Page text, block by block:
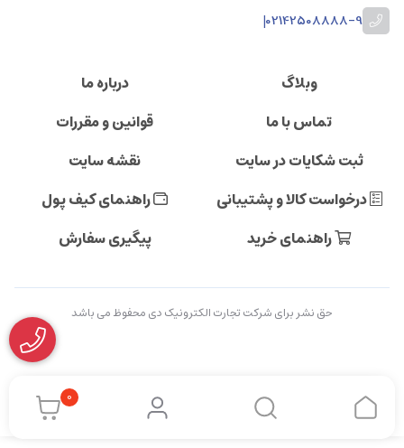
0
02142508888-9
|
وبلاگ
درباره ما
تماس با ما
قوانین و مقررات
ثبت شکایات در سایت
نقشه سایت
درخواست کالا و پشتیبانی
راهنمای کیف پول
راهنمای خرید
پیگیری سفارش
حق نشر برای شرکت تجارت الکترونیک دی محفوظ می باشد